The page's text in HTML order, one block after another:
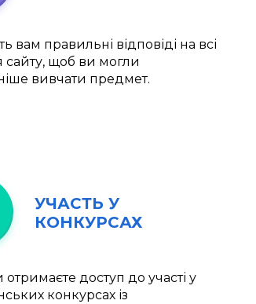
вам правильні відповіді на всі
сайту, щоб ви могли
вивчати предмет.
УЧАСТЬ У
КОНКУРСАХ
отримаєте доступ до участі у
конкурсах із